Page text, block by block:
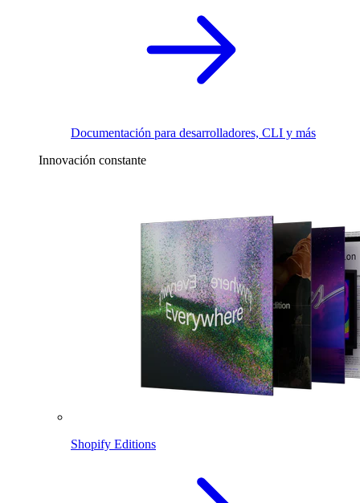
Documentación para desarrolladores, CLI y más
Innovación constante
Shopify Editions